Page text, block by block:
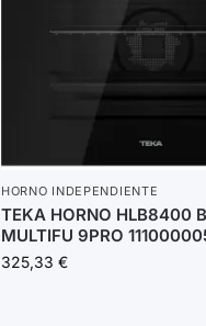
HORNO INDEPENDIENTE
TEKA HORNO HLB8400
MULTIFU 9PRO
325,33€